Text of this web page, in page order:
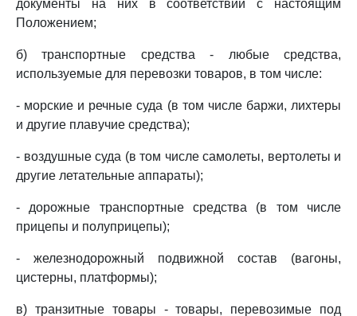
документы на них в соответствии с настоящим
Положением;
б) транспортные средства - любые средства,
используемые для перевозки товаров, в том числе:
- морские и речные суда (в том числе баржи, лихтеры
и другие плавучие средства);
- воздушные суда (в том числе самолеты, вертолеты и
другие летательные аппараты);
- дорожные транспортные средства (в том числе
прицепы и полуприцепы);
- железнодорожный подвижной состав (вагоны,
цистерны, платформы);
в) транзитные товары - товары, перевозимые под